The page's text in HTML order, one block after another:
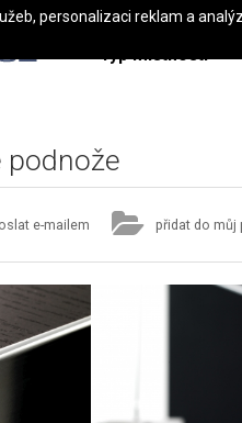
Typ místnosti
podnože
e-mailem přidat do můj
personalizaci reklam a